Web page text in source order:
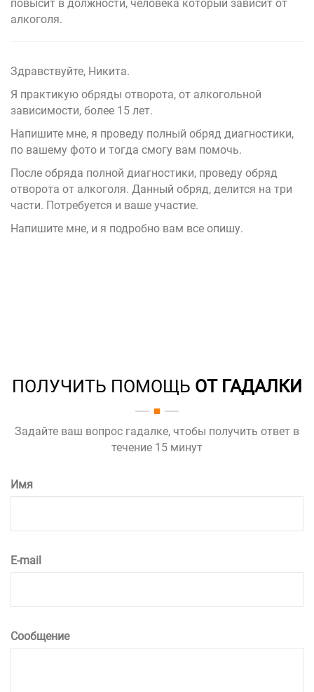
повысит в должности, человека который зависит от
алкоголя.
Здравствуйте, Никита.
Я практикую обряды отворота, от алкогольной
зависимости, более 15 лет.
Напишите мне, я проведу полный обряд диагностики,
по вашему фото и тогда смогу вам помочь.
После обряда полной диагностики, проведу обряд
отворота от алкоголя. Данный обряд, делится на три
части. Потребуется и ваше участие.
Напишите мне, и я подробно вам все опишу.
ПОЛУЧИТЬ ПОМОЩЬ ОТ ГАДАЛКИ
Задайте ваш вопрос гадалке, чтобы получить ответ в
течение 15 минут
Имя
E-mail
Сообщение